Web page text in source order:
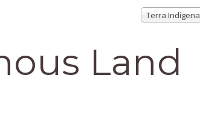
Terra Indígena
Land